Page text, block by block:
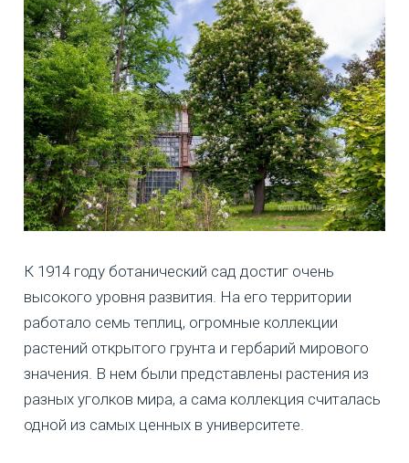
К 1914 году ботанический сад достиг очень
высокого уровня развития. На его территории
работало семь теплиц, огромные коллекции
растений открытого грунта и гербарий мирового
значения. В нем были представлены растения из
разных уголков мира, а сама коллекция считалась
одной из самых ценных в университете.